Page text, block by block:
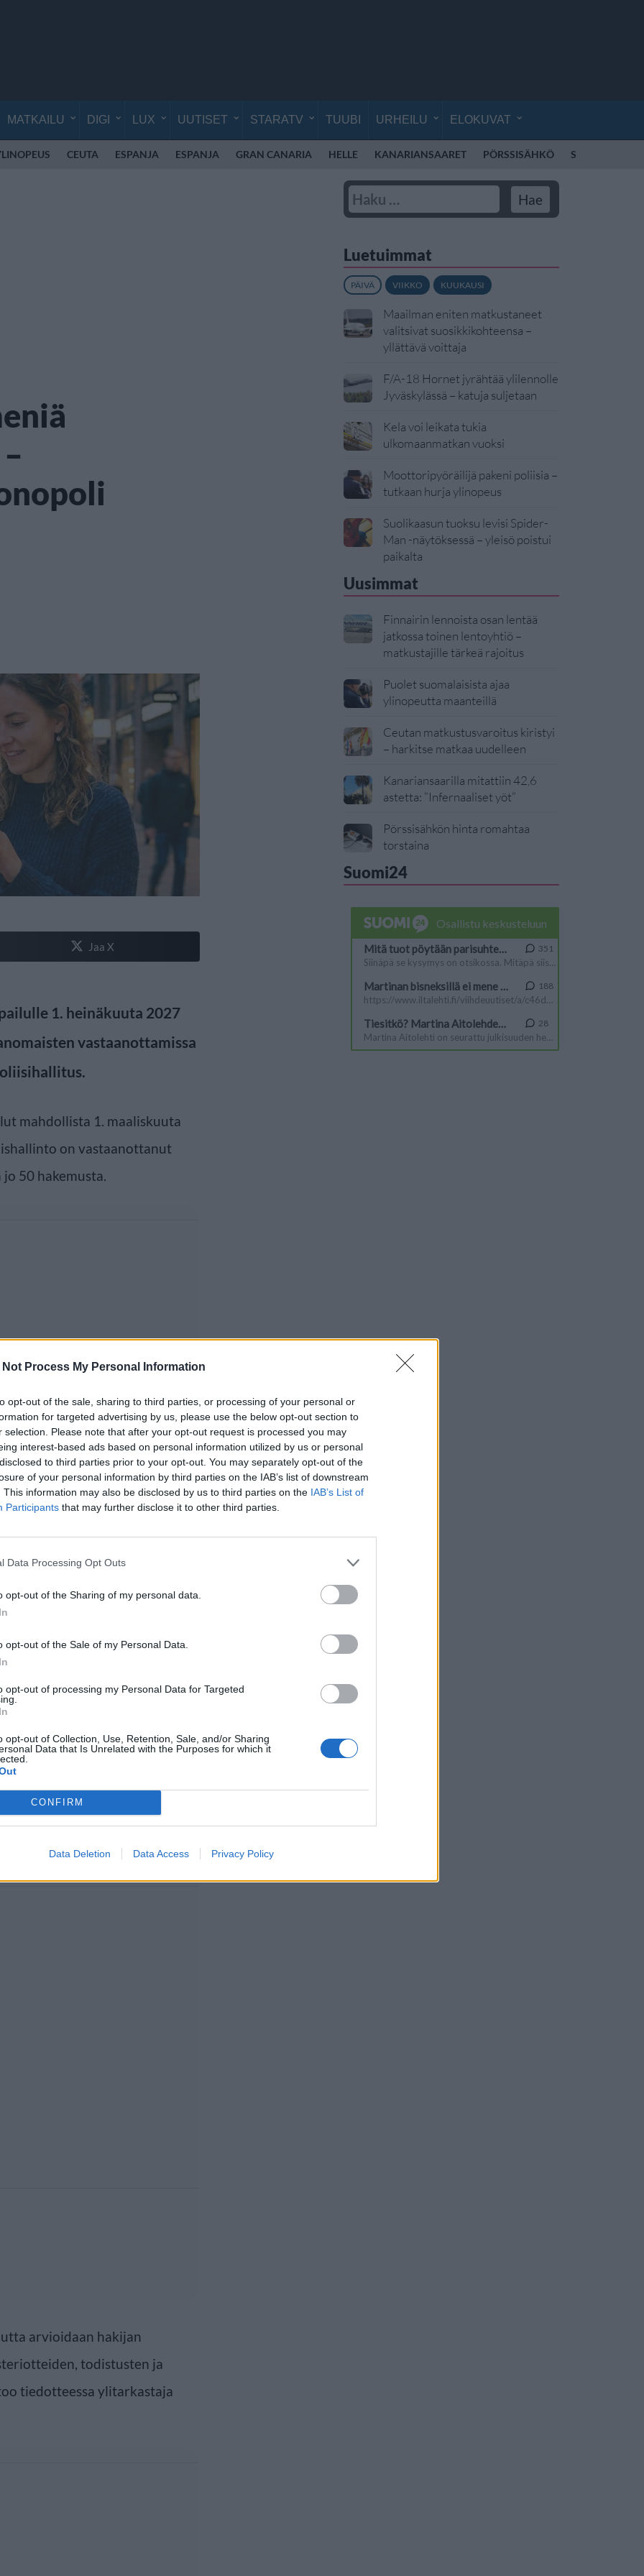
Not Process My Personal Information
opt-out of the sale, sharing to third parties, or processing of your personal or
for targeted advertising by us, please use the below opt-out section to
selection. Please note that after your opt-out request is processed you may
interest-based ads based on personal information utilized by us or personal
to third parties prior to your opt-out. You may separately opt-out of the
of your personal information by third parties on the IAB’s list of downstream
This information may also be disclosed by us to third parties on the IAB’s List of
Participants that may further disclose it to other third parties.
Data Processing Opt Outs
opt-out of the Sharing of my personal data.
opt-out of the Sale of my Personal Data.
opt-out of processing my Personal Data for Targeted
opt-out of Collection, Use, Retention, Sale, and/or Sharing
Data that Is Unrelated with the Purposes for which it
CONFIRM
Data Deletion Data Access Privacy Policy
MATKAILU DIGI LUX UUTISET STARATV TUUBI URHEILU ELOKUVAT
CEUTA ESPANJA ESPANJA GRAN CANARIA HELLE KANARIANSAARET PÖRSSISÄHKÖ SÄHKÖ
Jaa X
1. heinäkuuta 2027
vastaanottamissa
mahdollista 1. maaliskuuta
on vastaanottanut
50 hakemusta.
jälkeen lasku
käsittely alkaa.
2026.
hetkellä kestävän noin kuusi
arvioidaan hakijan
todistusten ja
tiedotteessa ylitarkastaja
Luetuimmat
PÄIVÄ VIIKKO KUUKAUSI
Maailman eniten matkustaneet
valitsivat suosikkikohteensa –
yllättävä voittaja
F/A-18 Hornet jyrähtää ylilennolle
Jyväskylässä – katuja suljetaan
Kela voi leikata tukia
ulkomaanmatkan vuoksi
Moottoripyöräilijä pakeni poliisia –
tutkaan hurja ylinopeus
Suolikaasun tuoksu levisi Spider-
Man -näytöksessä – yleisö poistui
paikalta
Uusimmat
Finnairin lennoista osan lentää
jatkossa toinen lentoyhtiö –
matkustajille tärkeä rajoitus
Puolet suomalaisista ajaa
ylinopeutta maanteillä
Ceutan matkustusvaroitus kiristyi
– harkitse matkaa uudelleen
Kanariansaarilla mitattiin 42,6
astetta: ”Infernaaliset yöt”
Pörssisähkön hinta romahtaa
torstaina
Suomi24